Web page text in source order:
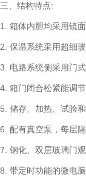
三、结构特点:
1. 箱体内胆均采用镜
2. 保温系统采用超细
3. 电路系统侧采用门
4. 箱门闭合松紧能调
5. 储存、加热、试验
6. 配有真空泵，每层
7. 钢化、双层玻璃门
8. 带定时功能的微电